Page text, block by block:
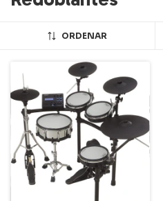
ORDENAR